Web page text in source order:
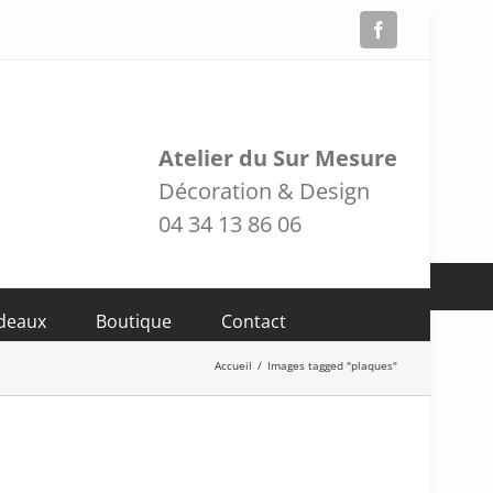
Atelier du Sur Mesure
Décoration & Design
04 34 13 86 06
Boutique Contact
Accueil / Images tagged "plaques"